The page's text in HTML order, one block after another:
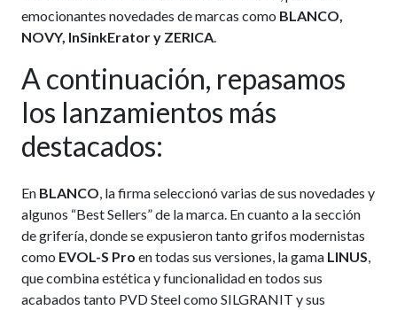
emocionantes novedades de marcas como BLANCO,
NOVY, InSinkErator y ZERICA.
A continuación, repasamos
los lanzamientos más
destacados:
En BLANCO, la firma seleccionó varias de sus novedades y
algunos “Best Sellers” de la marca. En cuanto a la sección
de grifería, donde se expusieron tanto grifos modernistas
como EVOL-S Pro en todas sus versiones, la gama LINUS,
que combina estética y funcionalidad en todos sus
acabados tanto PVD Steel como SILGRANIT y sus